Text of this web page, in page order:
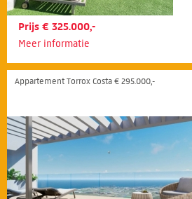
Prijs € 325.000,-
Meer informatie
Appartement Torrox Costa € 295.000,-